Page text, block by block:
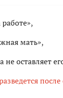
работе»,
мать»,
оставляет